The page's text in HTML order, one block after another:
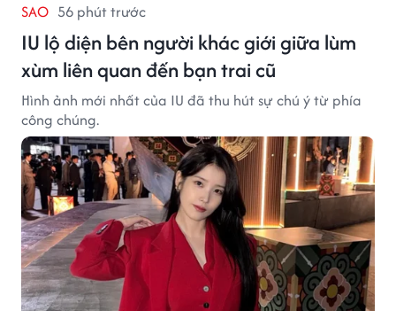
SAO 56 phút trước
IU lộ diện bên người khác giới giữa lùm
xùm liên quan đến bạn trai cũ
Hình ảnh mới nhất của IU đã thu hút sự chú ý từ phía
công chúng.